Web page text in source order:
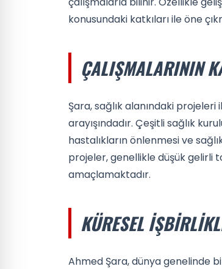
konusundaki katkıları ile öne
ÇALIŞMALARININ
Şara, sağlık alanındaki projeleri
arayışındadır. Çeşitli sağlık
hastalıkların önlenmesi ve
projeler, genellikle düşük gelirli
amaçlamaktadır.
KÜRESEL
Ahmed Şara, dünya genelinde